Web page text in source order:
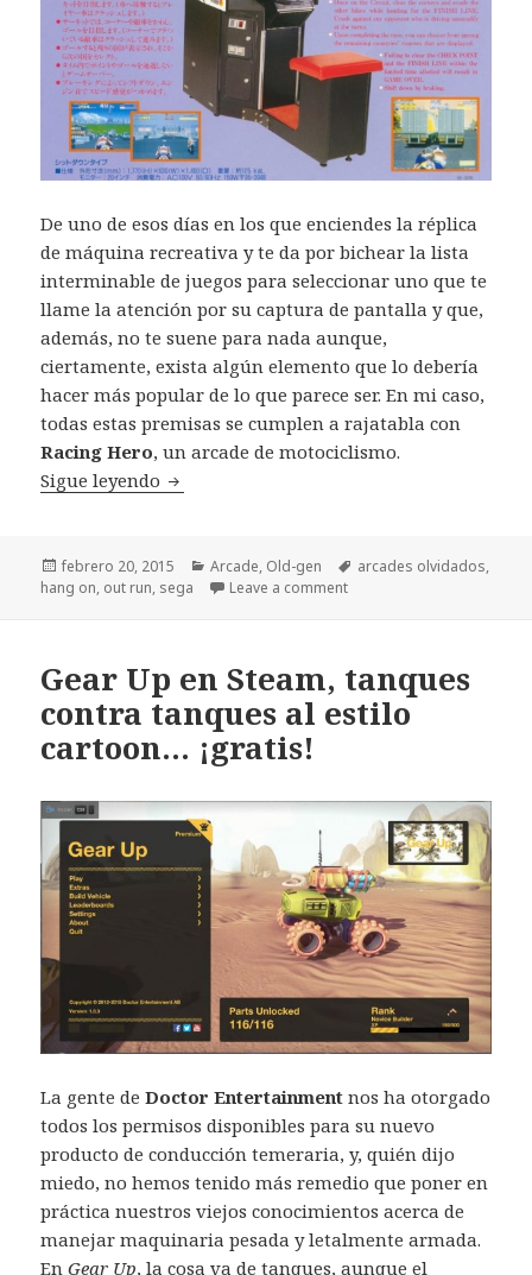
De uno de esos días en los que enciendes la réplica
de máquina recreativa y te da por bichear la lista
interminable de juegos para seleccionar uno que te
llame la atención por su captura de pantalla y que,
además, no te suene para nada aunque,
ciertamente, exista algún elemento que lo debería
hacer más popular de lo que parece ser. En mi caso,
todas estas premisas se cumplen a rajatabla con
Racing Hero, un arcade de motociclismo.
Sigue leyendo Arcades olvidados: Racing Hero (SEGA)
Publicado
el
febrero 20, 2015 Categorías
Arcade, Old-gen Etiquetas
arcades olvidados,
hang on, out run, sega Leave a comment
Gear Up en Steam, tanques
contra tanques al estilo
cartoon… ¡gratis!
La gente deDoctor Entertainment nos ha otorgado
todos los permisos disponibles para su nuevo
producto de conducción temeraria, y, quién dijo
miedo, no hemos tenido más remedio que poner en
práctica nuestros viejos conocimientos acerca de
manejar maquinaria pesada y letalmente armada.
EnGear Up, la cosa va de tanques, aunque el